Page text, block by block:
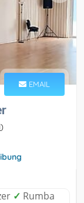
EMAIL
)
✓ Rumba